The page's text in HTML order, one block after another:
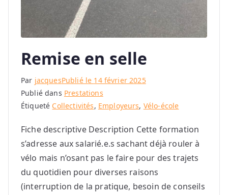
Remise en selle
Par jacquesPublié le 14 février 2025
Publié dans Prestations
Étiqueté Collectivités, Employeurs, Vélo-école
Fiche descriptive Description Cette formation
s’adresse aux salarié.e.s sachant déjà rouler à
vélo mais n’osant pas le faire pour des trajets
du quotidien pour diverses raisons
(interruption de la pratique, besoin de conseils